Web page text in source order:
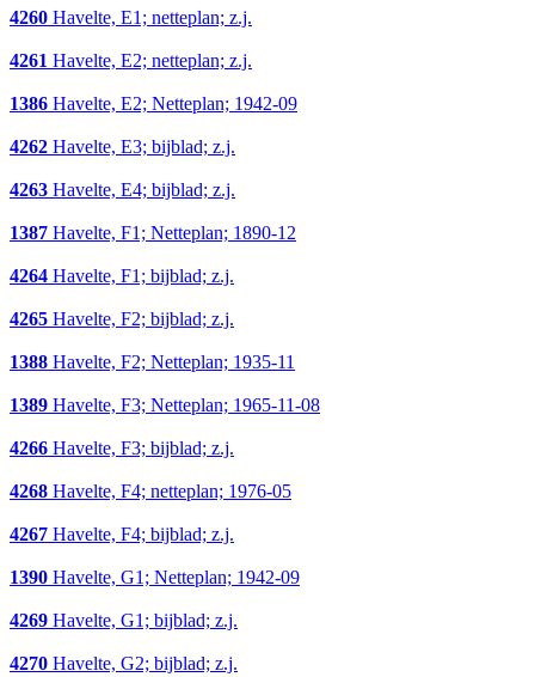
4260 Havelte, E1; netteplan; z.j.
4261 Havelte, E2; netteplan; z.j.
1386 Havelte, E2; Netteplan; 1942-09
4262 Havelte, E3; bijblad; z.j.
4263 Havelte, E4; bijblad; z.j.
1387 Havelte, F1; Netteplan; 1890-12
4264 Havelte, F1; bijblad; z.j.
4265 Havelte, F2; bijblad; z.j.
1388 Havelte, F2; Netteplan; 1935-11
1389 Havelte, F3; Netteplan; 1965-11-08
4266 Havelte, F3; bijblad; z.j.
4268 Havelte, F4; netteplan; 1976-05
4267 Havelte, F4; bijblad; z.j.
1390 Havelte, G1; Netteplan; 1942-09
4269 Havelte, G1; bijblad; z.j.
4270 Havelte, G2; bijblad; z.j.